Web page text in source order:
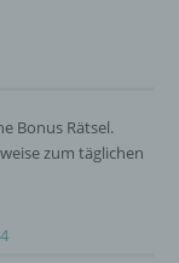
Bonus Rätsel.
zum täglichen